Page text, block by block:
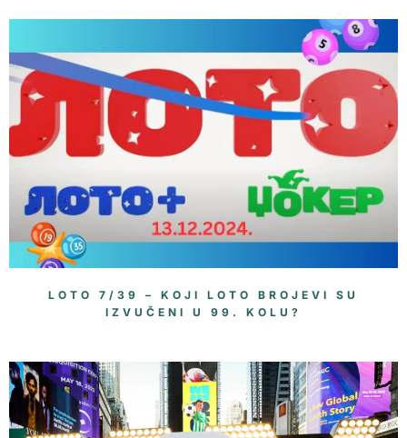
LOTO 7/39 – KOJI LOTO BROJEVI SU
IZVUČENI U 99. KOLU?